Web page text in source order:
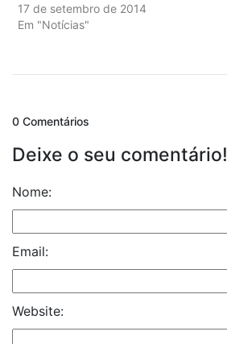
17 de setembro de 2014
Em "Notícias"
0 Comentários
Deixe o seu comentário!
Nome:
Email:
Website: